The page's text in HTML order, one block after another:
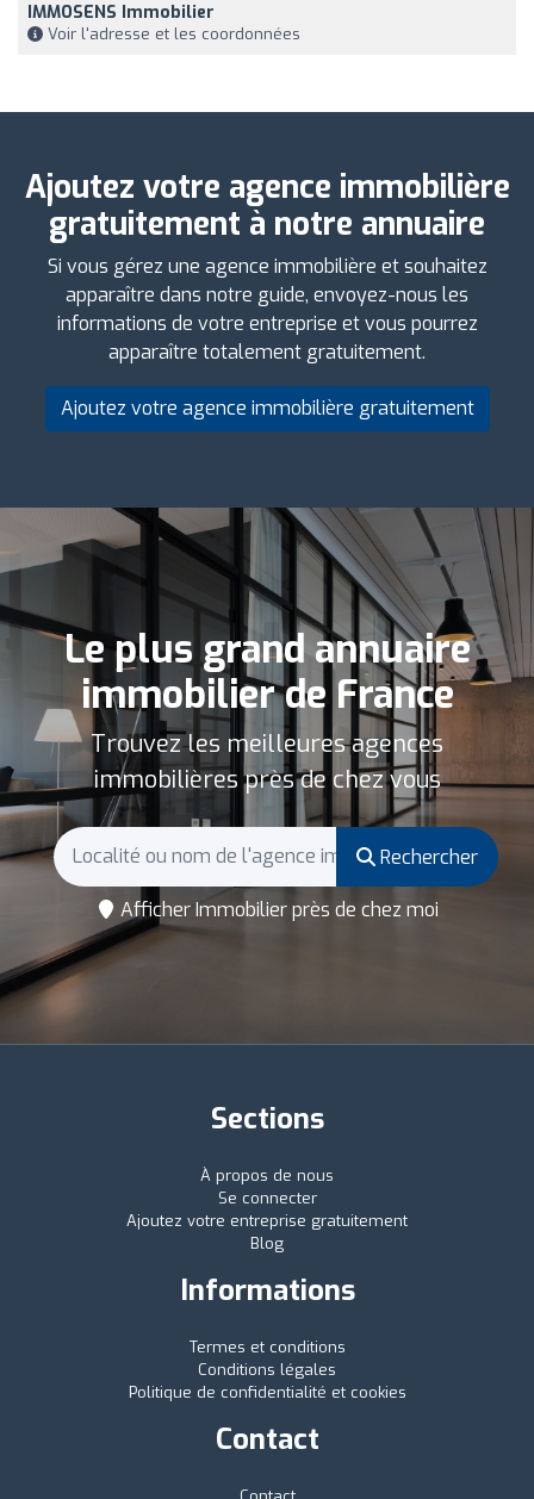
IMMOSENS Immobilier
Voir l'adresse et les coordonnées
Ajoutez votre agence immobilière
gratuitement à notre annuaire
Si vous gérez une agence immobilière et souhaitez
apparaître dans notre guide, envoyez-nous les
informations de votre entreprise et vous pourrez
apparaître totalement gratuitement.
Ajoutez votre agence immobilière gratuitement
Le plus grand annuaire
immobilier de France
Trouvez les meilleures agences
immobilières près de chez vous
Rechercher
Afficher Immobilier près de chez moi
Sections
À propos de nous
Se connecter
Ajoutez votre entreprise gratuitement
Blog
Informations
Termes et conditions
Conditions légales
Politique de confidentialité et cookies
Contact